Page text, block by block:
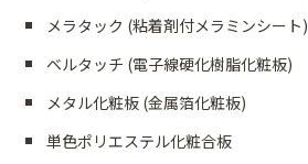
メラタック (粘着剤付メラミンシート)
ベルタッチ (電子線硬化樹脂化粧板)
メタル化粧板 (金属箔化粧板)
単色ポリエステル化粧合板